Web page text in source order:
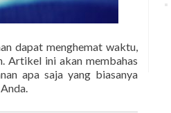
dapat menghemat waktu,
Artikel ini akan membahas
apa saja yang biasanya